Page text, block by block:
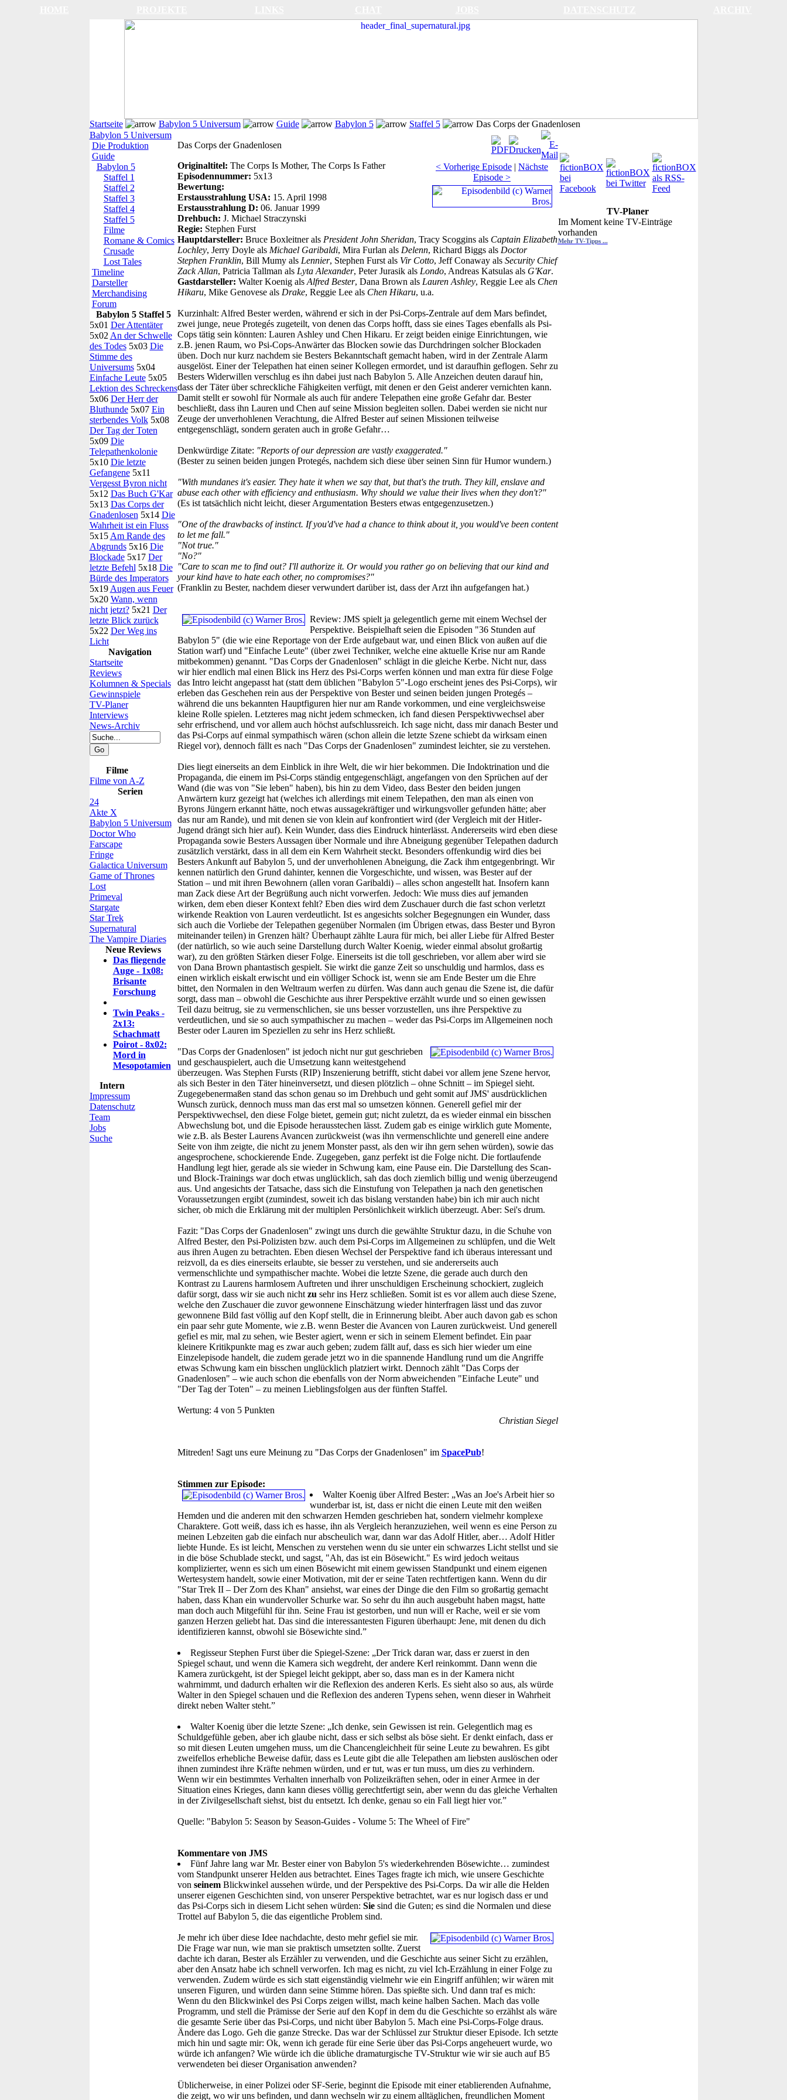
Startseite Babylon 5 Universum Guide Babylon 5 Staffel 5
Das Corps der Gnadenlosen
Babylon 5 Universum
Die Produktion
Guide
Babylon 5
Staffel 1
Staffel 2
Staffel 3
Staffel 4
Staffel 5
Filme
Romane & Comics
Crusade
Lost Tales
Timeline
Darsteller
Merchandising
Forum
Babylon 5 Staffel 5
5x01 Der Attentäter
5x02 An der Schwelle
des Todes5x03 Die
Stimme des
Universums5x04
Einfache Leute5x05
Lektion des Schreckens
5x06 Der Herr der
Bluthunde5x07 Ein
sterbendes Volk5x08
Der Tag der Toten
5x09 Die
Telepathenkolonie
5x10 Die letzte
Gefangene5x11
Vergesst Byron nicht
5x12 Das Buch G'Kar
5x13 Das Corps der
Gnadenlosen 5x14 Die
Wahrheit ist ein Fluss
5x15 Am Rande des
Abgrunds5x16 Die
Blockade5x17 Der
letzte Befehl 5x18 Die
Bürde des Imperators
5x19 Augen aus Feuer
5x20 Wann, wenn
nicht jetzt?5x21 Der
letzte Blick zurück
5x22 Der Weg ins
Licht
Navigation
Startseite
Reviews
Kolumnen & Specials
Gewinnspiele
TV-Planer
Interviews
News-Archiv
Filme
Filme von A-Z
Serien
24
Akte X
Babylon 5 Universum
Doctor Who
Farscape
Fringe
Galactica Universum
Game of Thrones
Lost
Primeval
Stargate
Star Trek
Supernatural
The Vampire Diaries
Neue Reviews
Das fliegende
Auge - 1x08:
Brisante
Forschung
Twin Peaks -
2x13:
Schachmatt
Poirot - 8x02:
Mord in
Mesopotamien
Intern
Impressum
Datenschutz
Team
Jobs
Suche
Das Corps der Gnadenlosen
< Vorherige Episode | Nächste
Episode >
Originaltitel: The Corps Is Mother, The Corps Is Father
Episodennummer: 5x13
Bewertung:
Erstausstrahlung USA: 15. April 1998
Erstausstrahlung D: 06. Januar 1999
Drehbuch: J. Michael Straczynski
Regie: Stephen Furst
Hauptdarsteller: Bruce Boxleitner als President John Sheridan, Tracy Scoggins als Captain Elizabeth
Lochley, Jerry Doyle als Michael Garibaldi, Mira Furlan als Delenn, Richard Biggs als Doctor
Stephen Franklin, Bill Mumy als Lennier, Stephen Furst als Vir Cotto, Jeff Conaway als Security Chief
Zack Allan, Patricia Tallman als Lyta Alexander, Peter Jurasik als Londo, Andreas Katsulas als G'Kar.
Gastdarsteller: Walter Koenig als Alfred Bester, Dana Brown als Lauren Ashley, Reggie Lee als Chen
Hikaru, Mike Genovese als Drake, Reggie Lee als Chen Hikaru, u.a.
Kurzinhalt: Alfred Bester werden, während er sich in der Psi-Corps-Zentrale auf dem Mars befindet,
zwei junge, neue Protegés zugeteilt, von denen das Corps hofft, dass sie eines Tages ebenfalls als Psi-
Cops tätig sein könnten: Lauren Ashley und Chen Hikaru. Er zeigt beiden einige Einrichtungen, wie
z.B. jenen Raum, wo Psi-Cops-Anwärter das Blocken sowie das Durchdringen solcher Blockaden
üben. Doch nur kurz nachdem sie Besters Bekanntschaft gemacht haben, wird in der Zentrale Alarm
ausgelöst. Einer der Telepathen hat einen seiner Kollegen ermordet, und ist daraufhin geflogen. Sehr zu
Besters Widerwillen verschlug es ihn dabei just nach Babylon 5. Alle Anzeichen deuten darauf hin,
dass der Täter über schreckliche Fähigkeiten verfügt, mit denen er den Geist anderer vernichten kann.
Damit stellt er sowohl für Normale als auch für andere Telepathen eine große Gefahr dar. Bester
beschließt, dass ihn Lauren und Chen auf seine Mission begleiten sollen. Dabei werden sie nicht nur
Zeuge der unverhohlenen Verachtung, die Alfred Bester auf seinen Missionen teilweise
entgegenschlägt, sondern geraten auch in große Gefahr…
Denkwürdige Zitate: "Reports of our depression are vastly exaggerated."
(Bester zu seinen beiden jungen Protegés, nachdem sich diese über seinen Sinn für Humor wundern.)
"With mundanes it's easier. They hate it when we say that, but that's the truth. They kill, enslave and
abuse each other with efficiency and enthusiasm. Why should we value their lives when they don't?"
(Es ist tatsächlich nicht leicht, dieser Argumentation Besters etwas entgegenzusetzen.)
"One of the drawbacks of instinct. If you'd've had a chance to think about it, you would've been content
to let me fall."
"Not true."
"No?"
"Care to scan me to find out? I'll authorize it. Or would you rather go on believing that our kind and
your kind have to hate each other, no compromises?"
(Franklin zu Bester, nachdem dieser verwundert darüber ist, dass der Arzt ihn aufgefangen hat.)
Review: JMS spielt ja gelegentlich gerne mit einem Wechsel der
Perspektive. Beispielhaft seien die Episoden "36 Stunden auf
Babylon 5" (die wie eine Reportage von der Erde aufgebaut war, und einen Blick von außen auf die
Station warf) und "Einfache Leute" (über zwei Techniker, welche eine aktuelle Krise nur am Rande
mitbekommen) genannt. "Das Corps der Gnadenlosen" schlägt in die gleiche Kerbe. Nicht nur, dass
wir hier endlich mal einen Blick ins Herz des Psi-Corps werfen können und man extra für diese Folge
das Intro leicht angepasst hat (statt dem üblichen "Babylon 5"-Logo erscheint jenes des Psi-Corps), wir
erleben das Geschehen rein aus der Perspektive von Bester und seinen beiden jungen Protegés –
während die uns bekannten Hauptfiguren hier nur am Rande vorkommen, und eine vergleichsweise
kleine Rolle spielen. Letzteres mag nicht jedem schmecken, ich fand diesen Perspektivwechsel aber
sehr erfrischend, und vor allem auch höchst aufschlussreich. Ich sage nicht, dass mir danach Bester und
das Psi-Corps auf einmal sympathisch wären (schon allein die letzte Szene schiebt da wirksam einen
Riegel vor), dennoch fällt es nach "Das Corps der Gnadenlosen" zumindest leichter, sie zu verstehen.
Dies liegt einerseits an dem Einblick in ihre Welt, die wir hier bekommen. Die Indoktrination und die
Propaganda, die einem im Psi-Corps ständig entgegenschlägt, angefangen von den Sprüchen auf der
Wand (die was von "Sie leben" haben), bis hin zu dem Video, dass Bester den beiden jungen
Anwärtern kurz gezeigt hat (welches ich allerdings mit einem Telepathen, den man als einen von
Byrons Jüngern erkannt hätte, noch etwas aussagekräftiger und wirkungsvoller gefunden hätte; aber
das nur am Rande), und mit denen sie von klein auf konfrontiert wird (der Vergleich mit der Hitler-
Jugend drängt sich hier auf). Kein Wunder, dass dies Eindruck hinterlässt. Andererseits wird eben diese
Propaganda sowie Besters Aussagen über Normale und ihre Abneigung gegenüber Telepathen dadurch
zusätzlich verstärkt, dass in all dem ein Kern Wahrheit steckt. Besonders offenkundig wird dies bei
Besters Ankunft auf Babylon 5, und der unverhohlenen Abneigung, die Zack ihm entgegenbringt. Wir
kennen natürlich den Grund dahinter, kennen die Vorgeschichte, und wissen, was Bester auf der
Station – und mit ihren Bewohnern (allen voran Garibaldi) – alles schon angestellt hat. Insofern kann
man Zack diese Art der Begrüßung auch nicht vorwerfen. Jedoch: Wie muss dies auf jemanden
wirken, dem eben dieser Kontext fehlt? Eben dies wird dem Zuschauer durch die fast schon verletzt
wirkende Reaktion von Lauren verdeutlicht. Ist es angesichts solcher Begegnungen ein Wunder, dass
sich auch die Vorliebe der Telepathen gegenüber Normalen (im Übrigen etwas, dass Bester und Byron
miteinander teilen) in Grenzen hält? Überhaupt zählte Laura für mich, bei aller Liebe für Alfred Bester
(der natürlich, so wie auch seine Darstellung durch Walter Koenig, wieder einmal absolut großartig
war), zu den größten Stärken dieser Folge. Einerseits ist die toll geschrieben, vor allem aber wird sie
von Dana Brown phantastisch gespielt. Sie wirkt die ganze Zeit so unschuldig und harmlos, dass es
einen wirklich eiskalt erwischt und ein völliger Schock ist, wenn sie am Ende Bester um die Ehre
bittet, den Normalen in den Weltraum werfen zu dürfen. Was dann auch genau die Szene ist, die dafür
sorgt, dass man – obwohl die Geschichte aus ihrer Perspektive erzählt wurde und so einen gewissen
Teil dazu beitrug, sie zu vermenschlichen, sie uns besser vorzustellen, uns ihre Perspektive zu
verdeutlichen, und sie so auch sympathischer zu machen – weder das Psi-Corps im Allgemeinen noch
Bester oder Lauren im Speziellen zu sehr ins Herz schließt.
"Das Corps der Gnadenlosen" ist jedoch nicht nur gut geschrieben
und geschauspielert, auch die Umsetzung kann weitestgehend
überzeugen. Was Stephen Fursts (RIP) Inszenierung betrifft, sticht dabei vor allem jene Szene hervor,
als sich Bester in den Täter hineinversetzt, und diesen plötzlich – ohne Schnitt – im Spiegel sieht.
Zugegebenermaßen stand das schon genau so im Drehbuch und geht somit auf JMS' ausdrücklichen
Wunsch zurück, dennoch muss man das erst mal so umsetzen können. Generell gefiel mir der
Perspektivwechsel, den diese Folge bietet, gemein gut; nicht zuletzt, da es wieder einmal ein bisschen
Abwechslung bot, und die Episode herausstechen lässt. Zudem gab es einige wirklich gute Momente,
wie z.B. als Bester Laurens Avancen zurückweist (was ihn vermenschlichte und generell eine andere
Seite von ihm zeigte, die nicht zu jenem Monster passt, als den wir ihn gern sehen würden), sowie das
angesprochene, schockierende Ende. Zugegeben, ganz perfekt ist die Folge nicht. Die fortlaufende
Handlung legt hier, gerade als sie wieder in Schwung kam, eine Pause ein. Die Darstellung des Scan-
und Block-Trainings war doch etwas unglücklich, sah das doch ziemlich billig und wenig überzeugend
aus. Und angesichts der Tatsache, dass sich die Einstufung von Telepathen ja nach den genetischen
Voraussetzungen ergibt (zumindest, soweit ich das bislang verstanden habe) bin ich mir auch nicht
sicher, ob mich die Erklärung mit der multiplen Persönlichkeit wirklich überzeugt. Aber: Sei's drum.
Fazit: "Das Corps der Gnadenlosen" zwingt uns durch die gewählte Struktur dazu, in die Schuhe von
Alfred Bester, den Psi-Polizisten bzw. auch dem Psi-Corps im Allgemeinen zu schlüpfen, und die Welt
aus ihren Augen zu betrachten. Eben diesen Wechsel der Perspektive fand ich überaus interessant und
reizvoll, da es dies einerseits erlaubte, sie besser zu verstehen, und sie andererseits auch
vermenschlichte und sympathischer machte. Wobei die letzte Szene, die gerade auch durch den
Kontrast zu Laurens harmlosem Auftreten und ihrer unschuldigen Erscheinung schockiert, zugleich
dafür sorgt, dass wir sie auch nicht zu sehr ins Herz schließen. Somit ist es vor allem auch diese Szene,
welche den Zuschauer die zuvor gewonnene Einschätzung wieder hinterfragen lässt und das zuvor
gewonnene Bild fast völlig auf den Kopf stellt, die in Erinnerung bleibt. Aber auch davon gab es schon
ein paar sehr gute Momente, wie z.B. wenn Bester die Avancen von Lauren zurückweist. Und generell
gefiel es mir, mal zu sehen, wie Bester agiert, wenn er sich in seinem Element befindet. Ein paar
kleinere Kritikpunkte mag es zwar auch geben; zudem fällt auf, dass es sich hier wieder um eine
Einzelepisode handelt, die zudem gerade jetzt wo in die spannende Handlung rund um die Angriffe
etwas Schwung kam ein bisschen unglücklich platziert wirkt. Dennoch zählt "Das Corps der
Gnadenlosen" – wie auch schon die ebenfalls von der Norm abweichenden "Einfache Leute" und
"Der Tag der Toten" – zu meinen Lieblingsfolgen aus der fünften Staffel.
Wertung: 4 von 5 Punkten
Christian Siegel
Mitreden! Sagt uns eure Meinung zu "Das Corps der Gnadenlosen" im SpacePub!
Stimmen zur Episode:
Walter Koenig über Alfred Bester: „Was an Joe's Arbeit hier so
wunderbar ist, ist, dass er nicht die einen Leute mit den weißen
Hemden und die anderen mit den schwarzen Hemden geschrieben hat, sondern vielmehr komplexe
Charaktere. Gott weiß, dass ich es hasse, ihn als Vergleich heranzuziehen, weil wenn es eine Person zu
meinen Lebzeiten gab die einfach nur abscheulich war, dann war das Adolf Hitler, aber… Adolf Hitler
liebte Hunde. Es ist leicht, Menschen zu verstehen wenn du sie unter ein schwarzes Licht stellst und sie
in die böse Schublade steckt, und sagst, "Ah, das ist ein Bösewicht." Es wird jedoch weitaus
komplizierter, wenn es sich um einen Bösewicht mit einem gewissen Standpunkt und einem eigenen
Wertesystem handelt, sowie einer Motivation, mit der er seine Taten rechtfertigen kann. Wenn du dir
"Star Trek II – Der Zorn des Khan" ansiehst, war eines der Dinge die den Film so großartig gemacht
haben, dass Khan ein wundervoller Schurke war. So sehr du ihn auch ausgebuht haben magst, hatte
man doch auch Mitgefühl für ihn. Seine Frau ist gestorben, und nun will er Rache, weil er sie vom
ganzen Herzen geliebt hat. Das sind die interessantesten Figuren überhaupt: Jene, mit denen du dich
identifizieren kannst, obwohl sie Bösewichte sind.”
Regisseur Stephen Furst über die Spiegel-Szene: „Der Trick daran war, dass er zuerst in den
Spiegel schaut, und wenn die Kamera sich wegdreht, der andere Kerl reinkommt. Dann wenn die
Kamera zurückgeht, ist der Spiegel leicht gekippt, aber so, dass man es in der Kamera nicht
wahrnimmt, und dadurch erhalten wir die Reflexion des anderen Kerls. Es sieht also so aus, als würde
Walter in den Spiegel schauen und die Reflexion des anderen Typens sehen, wenn dieser in Wahrheit
direkt neben Walter steht.”
Walter Koenig über die letzte Szene: „Ich denke, sein Gewissen ist rein. Gelegentlich mag es
Schuldgefühle geben, aber ich glaube nicht, dass er sich selbst als böse sieht. Er denkt einfach, dass er
so mit diesen Leuten umgehen muss, um die Chancengleichheit für seine Leute zu bewahren. Es gibt
zweifellos erhebliche Beweise dafür, dass es Leute gibt die alle Telepathen am liebsten auslöschen oder
ihnen zumindest ihre Kräfte nehmen würden, und er tut, was er tun muss, um dies zu verhindern.
Wenn wir ein bestimmtes Verhalten innerhalb von Polizeikräften sehen, oder in einer Armee in der
Situation eines Krieges, dann kann dieses völlig gerechtfertigt sein, aber wenn du das gleiche Verhalten
in der Zivilgesellschaft siehst, bist du entsetzt. Ich denke, genau so ein Fall liegt hier vor.”
Quelle: "Babylon 5: Season by Season-Guides - Volume 5: The Wheel of Fire"
Kommentare von JMS
Fünf Jahre lang war Mr. Bester einer von Babylon 5's wiederkehrenden Bösewichte… zumindest
vom Standpunkt unserer Helden aus betrachtet. Eines Tages fragte ich mich, wie unsere Geschichte
von seinemBlickwinkel aussehen würde, und der Perspektive des Psi-Corps. Da wir alle die Helden
unserer eigenen Geschichten sind, von unserer Perspektive betrachtet, war es nur logisch dass er und
das Psi-Corps sich in diesem Licht sehen würden: Siesind die Guten; es sind die Normalen und diese
Trottel auf Babylon 5, die das eigentliche Problem sind.
Je mehr ich über diese Idee nachdachte, desto mehr gefiel sie mir.
Die Frage war nun, wie man sie praktisch umsetzten sollte. Zuerst
dachte ich daran, Bester als Erzähler zu verwenden, und die Geschichte aus seiner Sicht zu erzählen,
aber den Ansatz habe ich schnell verworfen. Ich mag es nicht, zu viel Ich-Erzählung in einer Folge zu
verwenden. Zudem würde es sich statt eigenständig vielmehr wie ein Eingriff anfühlen; wir wären mit
unseren Figuren, und würden dann seine Stimme hören. Das spießte sich. Und dann traf es mich:
Wenn du den Blickwinkel des Psi Corps zeigen willst, mach keine halben Sachen. Mach das volle
Programm, und stell die Prämisse der Serie auf den Kopf in dem du die Geschichte so erzählst als wäre
die gesamte Serie über das Psi-Corps, und nicht über Babylon 5. Mach eine Psi-Corps-Folge draus.
Ändere das Logo. Geh die ganze Strecke. Das war der Schlüssel zur Struktur dieser Episode. Ich setzte
mich hin und sagte mir: Ok, wenn ich gerade für eine Serie über das Psi-Corps angeheuert wurde, wo
würde ich anfangen? Wie würde ich die übliche dramaturgische TV-Struktur wie wir sie auch auf B5
verwendeten bei dieser Organisation anwenden?
Üblicherweise, in einer Polizei oder SF-Serie, beginnt die Episode mit einer etablierenden Aufnahme,
die zeigt, wo wir uns befinden, und dann wechseln wir zu einem alltäglichen, freundlichen Moment
TV-Planer
Im Moment keine TV-Einträge
vorhanden
Mehr TV-Tipps ...